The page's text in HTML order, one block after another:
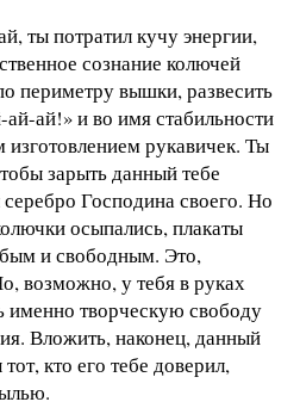
ты потратил кучу энергии,
сознание колючей
периметру вышки, развесить
ай!» и во имя стабильности
рукавичек. Ты
зарыть данный тебе
Господина своего. Но
осыпались, плакаты
и свободным. Это,
возможно, у тебя в руках
именно творческую свободу
Вложить, наконец, данный
кто его тебе доверил,